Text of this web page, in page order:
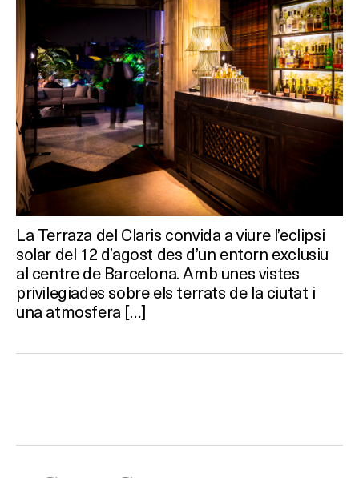
La Terraza del Claris convida a viure l’eclipsi
solar del 12 d’agost des d’un entorn exclusiu
al centre de Barcelona. Amb unes vistes
privilegiades sobre els terrats de la ciutat i
una atmosfera […]